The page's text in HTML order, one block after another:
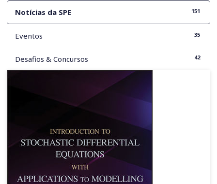
Notícias da SPE 151
Eventos 35
Desafios & Concursos 42